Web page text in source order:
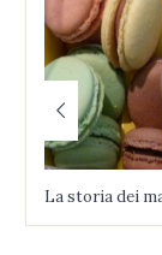
La storia dei